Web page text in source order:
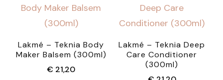
Lakmé – Teknia Body
Maker Balsem (300ml)
€ 21,20
Lakmé – Teknia Deep
Care Conditioner
(300ml)